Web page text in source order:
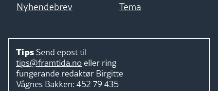
Nyhendebrev
Tema
Tips Send epost til
tips@framtida.no eller ring
fungerande redaktør Birgitte
Vågnes Bakken: 452 79 435